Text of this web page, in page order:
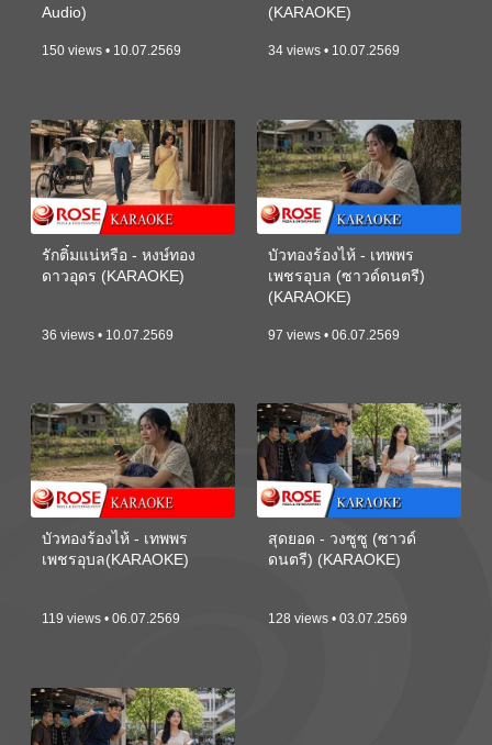
Audio)
150 views • 10.07.2569
(KARAOKE)
34 views • 10.07.2569
รักติ๋มแน่หรือ - หงษ์ทอง
ดาวอุดร (KARAOKE)
36 views • 10.07.2569
บัวทองร้องไห้ - เทพพร
เพชรอุบล (ซาวด์ดนตรี)
(KARAOKE)
97 views • 06.07.2569
บัวทองร้องไห้ - เทพพร
เพชรอุบล(KARAOKE)
119 views • 06.07.2569
สุดยอด - วงซูซู (ซาวด์
ดนตรี) (KARAOKE)
128 views • 03.07.2569